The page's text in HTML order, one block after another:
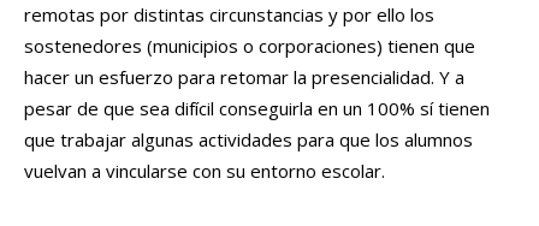
remotas por distintas circunstancias y por ello los
sostenedores (municipios o corporaciones) tienen que
hacer un esfuerzo para retomar la presencialidad. Y a
pesar de que sea difícil conseguirla en un 100% sí tienen
que trabajar algunas actividades para que los alumnos
vuelvan a vincularse con su entorno escolar.